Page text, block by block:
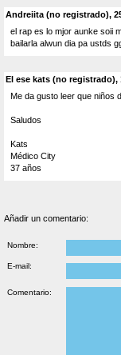
Andreiita (no registrado),
el rap es lo mjor aunke soii
bailarla alwun dia pa ustds
El ese kats (no registrado),
Me da gusto leer que niños
Saludos
Kats
Médico City
37 años
Añadir un comentario:
Nombre:
E-mail:
Comentario: